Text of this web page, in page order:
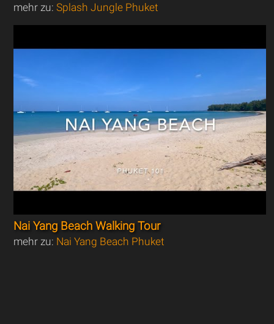
mehr zu:Splash Jungle Phuket
Nai Yang Beach Walking Tour
mehr zu: Nai Yang Beach Phuket